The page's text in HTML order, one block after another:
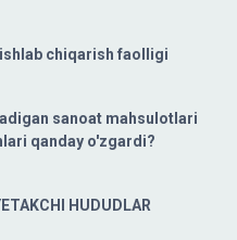
chiqarish faolligi
sanoat mahsulotlari
qanday o'zgardi?
HUDUDLAR